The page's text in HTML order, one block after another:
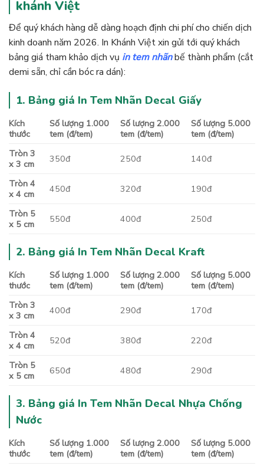
khánh Việt
Để quý khách hàng dễ dàng hoạch định chi phí cho chiến dịch
kinh doanh năm 2026. In Khánh Việt xin gửi tới quý khách
bảng giá tham khảo dịch vụ in tem nhãnbế thành phẩm (cắt
demi sẵn, chỉ cần bóc ra dán):
1. Bảng giá In Tem Nhãn Decal Giấy
Kích
thước
Số lượng 1.000
tem (đ/tem)
Số lượng 2.000
tem (đ/tem)
Số lượng 5.000
tem (đ/tem)
Tròn 3
x 3 cm
350đ 250đ 140đ
Tròn 4
x 4 cm
450đ 320đ 190đ
Tròn 5
x 5 cm
550đ 400đ 250đ
2. Bảng giá In Tem Nhãn Decal Kraft
Kích
thước
Số lượng 1.000
tem (đ/tem)
Số lượng 2.000
tem (đ/tem)
Số lượng 5.000
tem (đ/tem)
Tròn 3
x 3 cm
400đ 290đ 170đ
Tròn 4
x 4 cm
520đ 380đ 220đ
Tròn 5
x 5 cm
650đ 480đ 290đ
3. Bảng giá In Tem Nhãn Decal Nhựa Chống
Nước
Kích
thước
Số lượng 1.000
tem (đ/tem)
Số lượng 2.000
tem (đ/tem)
Số lượng 5.000
tem (đ/tem)